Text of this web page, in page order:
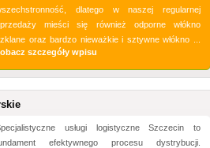
dlatego w naszej regularnej
mieści się również odporne włókno
oraz bardzo nieważkie i sztywne włókno ...
szczegóły wpisu
usługi logistyczne Szczecin to
efektywnego procesu dystrybucji.